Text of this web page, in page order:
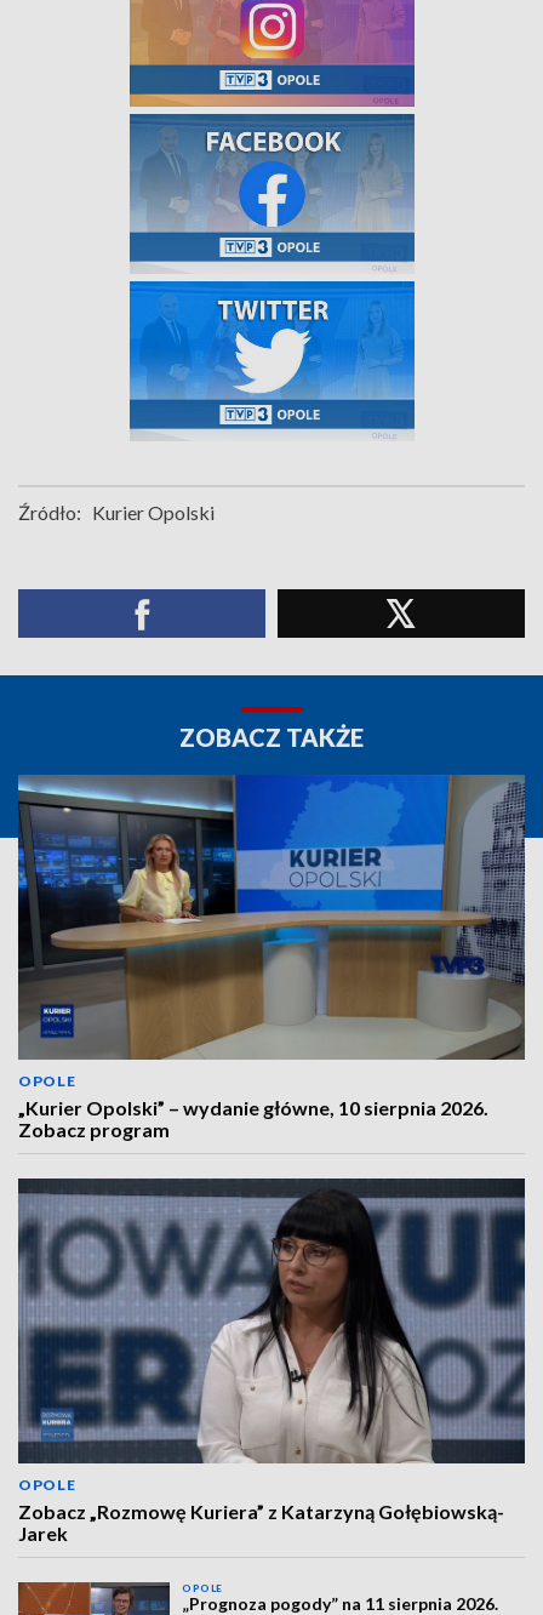
Źródło: Kurier Opolski
ZOBACZ TAKŻE
OPOLE
„Kurier Opolski” – wydanie główne, 10 sierpnia 2026.
Zobacz program
OPOLE
Zobacz „Rozmowę Kuriera” z Katarzyną Gołębiowską-
Jarek
OPOLE
„Prognoza pogody” na 11 sierpnia 2026.